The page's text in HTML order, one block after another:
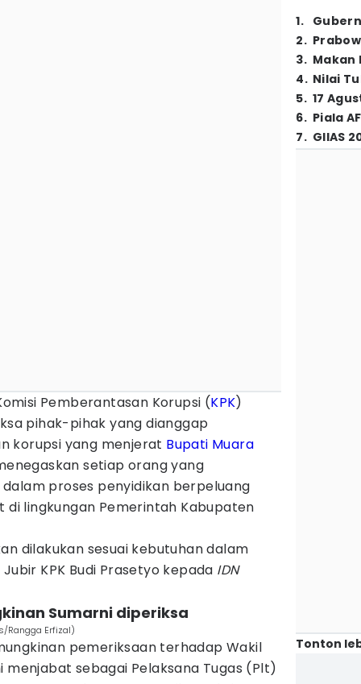
Pemberantasan Korupsi (KPK)
pihak-pihak yang dianggap
korupsi yang menjerat Bupati Muara
setiap orang yang
proses penyidikan berpeluang
lingkungan Pemerintah Kabupaten
dilakukan sesuai kebutuhan dalam
KPK Budi Prasetyo kepada IDN
Sumarni diperiksa
Rangga Erfizal)
pemeriksaan terhadap Wakil
menjabat sebagai Pelaksana Tugas (Plt)
1.
2.
3. Makan
4. Nilai
5. 17
6. Piala
7. GIIAS
Tonton